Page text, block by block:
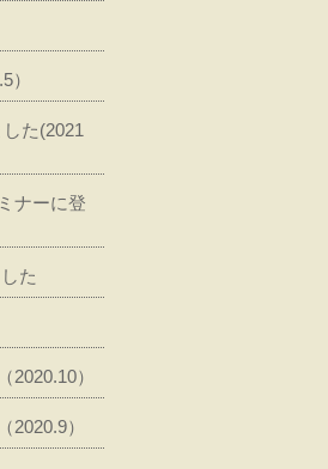
た(2021
ナーに登
た
）
）